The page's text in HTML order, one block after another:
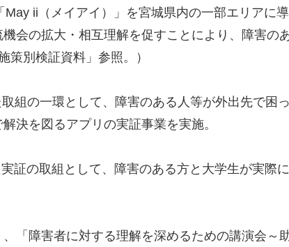
ii（メイアイ）」を宮城県内の一部エリアに
会の拡大・相互理解を促すことにより、障害の
策別検証資料」参照。）
組の一環として、障害のある人等が外出先で困
決を図るアプリの実証事業を実施。
証の取組として、障害のある方と大学生が実際
「障害者に対する理解を深めるための講演会～